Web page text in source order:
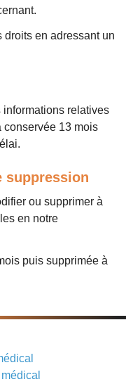
droits en adressant un
relatives
conservée 13 mois
suppression
ou supprimer à
en notre
puis supprimée à